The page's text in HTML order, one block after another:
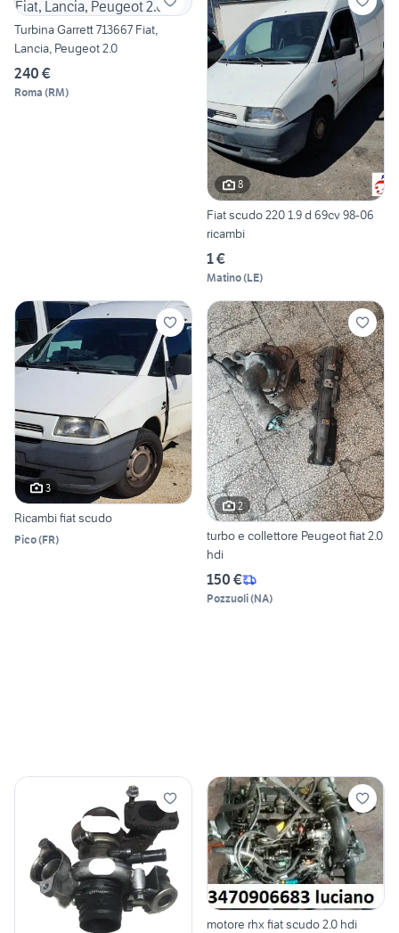
Turbina Garrett 713667 Fiat,
Lancia, Peugeot 2.0
240 €
Roma (RM)
8
Fiat scudo 220 1.9 d 69cv 98-06
ricambi
1 €
Matino(LE)
3
Ricambi fiat scudo
Pico(FR)
2
turbo e collettore Peugeot fiat 2.0
hdi
150 €
Pozzuoli(NA)
motore rhx fiat scudo 2.0 hdi